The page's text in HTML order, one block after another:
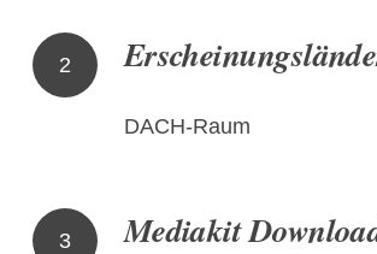
2
DACH-Raum
3 Mediakit